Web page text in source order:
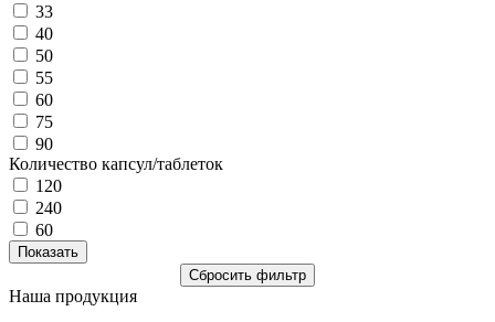
33
40
50
55
60
75
90
Количество капсул/таблеток
120
240
60
Наша продукция